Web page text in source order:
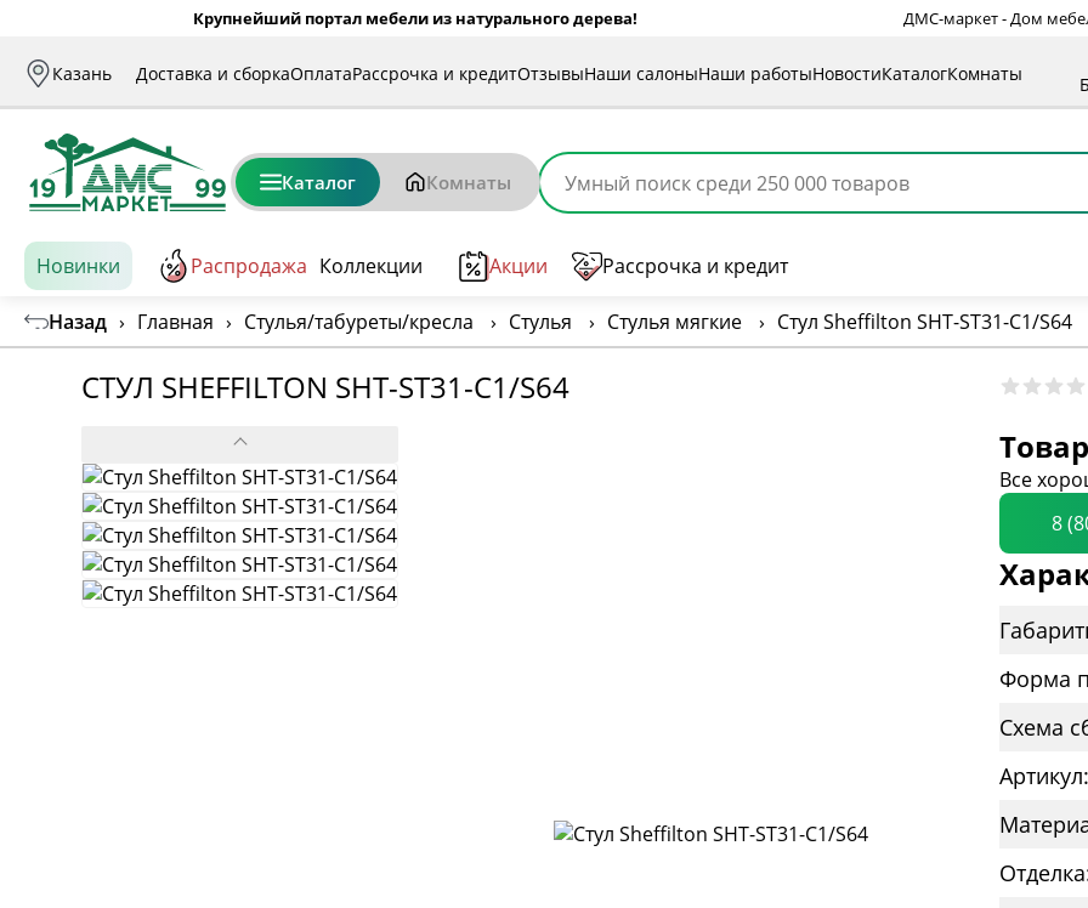
Крупнейший портал мебели из натурального дерева! ДМС-маркет - Дом
Казань Доставка и сборкаОплатаРассрочка и кредитОтзывыНаши салоныНаши работыНовостиКаталогКомнаты
Каталог Комнаты
Новинки Распродажа Коллекции Акции Рассрочка и кредит
Назад › Главная › Стулья/табуреты/кресла › Стулья › Стулья мягкие › Стул Sheffilton SHT-ST31-C1/S64
СТУЛ SHEFFILTON SHT-ST31-C1/S64
Все
8
Форма
Схема